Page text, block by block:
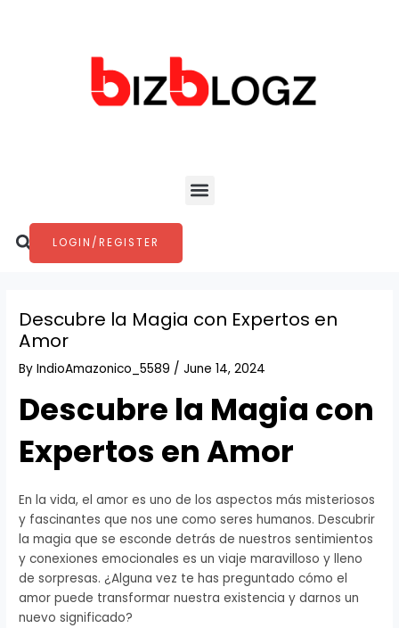
Menu
Search
LOGIN/REGISTER
Descubre la Magia con Expertos en
Amor
ByIndioAmazonico_5589 /June 14, 2024
Descubre la Magia con
Expertos en Amor
En la vida, el amor es uno de los aspectos más misteriosos
y fascinantes que nos une como seres humanos. Descubrir
la magia que se esconde detrás de nuestros sentimientos
y conexiones emocionales es un viaje maravilloso y lleno
de sorpresas. ¿Alguna vez te has preguntado cómo el
amor puede transformar nuestra existencia y darnos un
nuevo significado?